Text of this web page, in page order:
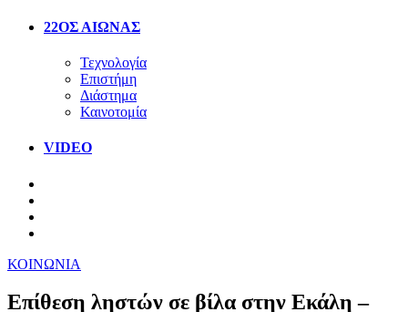
22ΟΣ ΑΙΩΝΑΣ
Τεχνολογία
Επιστήμη
Διάστημα
Καινοτομία
VIDEO
ΚΟΙΝΩΝΙΑ
Επίθεση ληστών σε βίλα στην Εκάλη –